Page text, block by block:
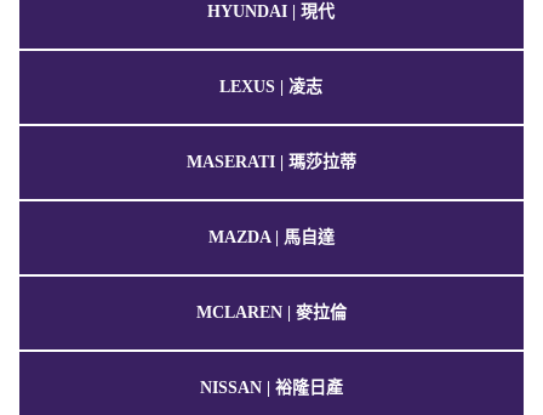
HYUNDAI | 現代
LEXUS | 凌志
MASERATI | 瑪莎拉蒂
MAZDA | 馬自達
MCLAREN | 麥拉倫
NISSAN | 裕隆日產